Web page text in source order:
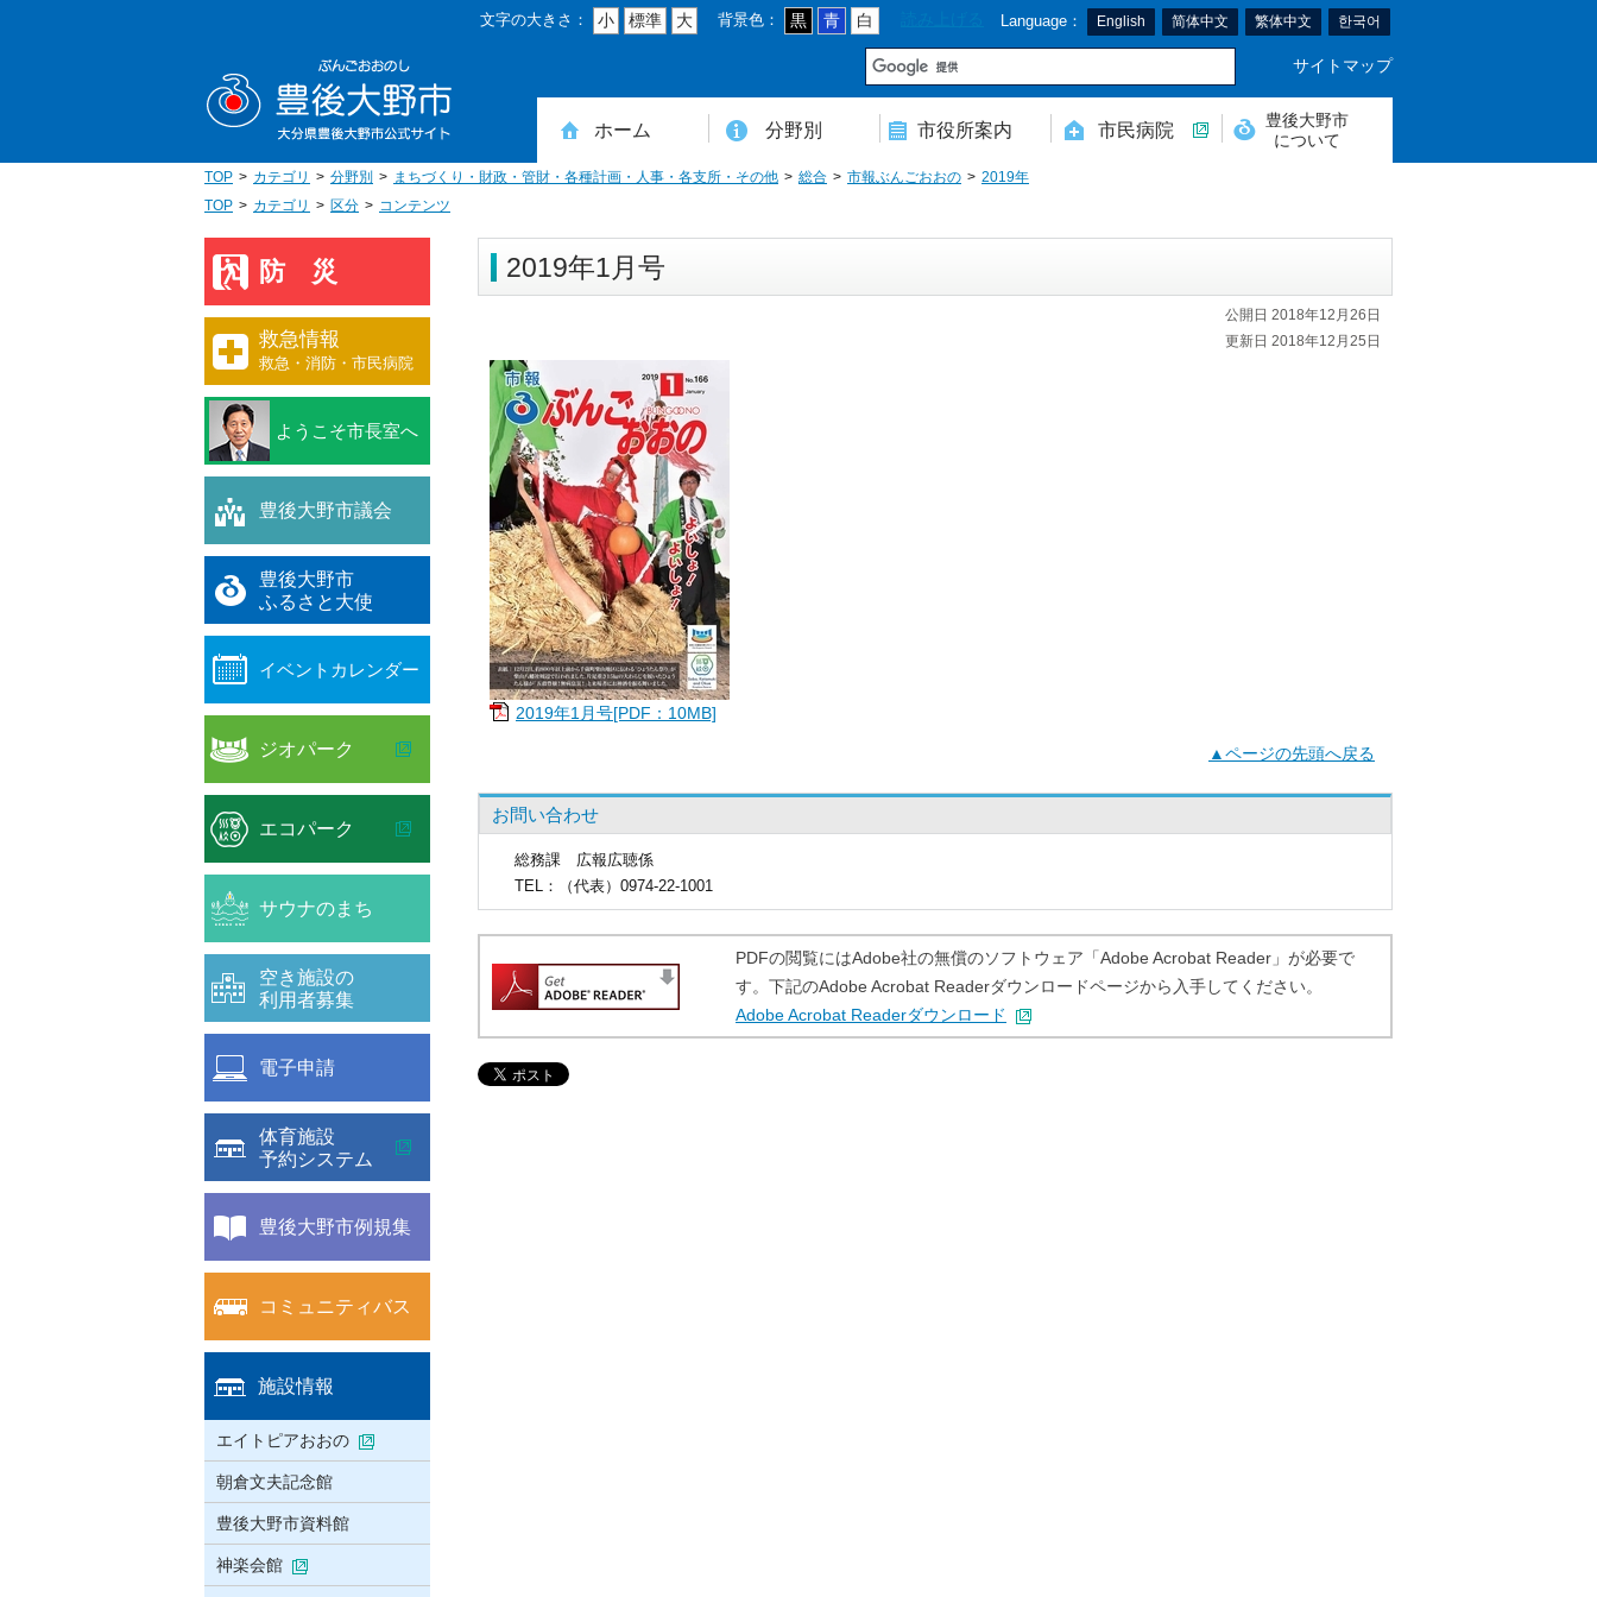
移
文字の大きさ： 小 標準 大 背景色： 黒 青 白 Language： English 简体中文 繁体中文 한국어
サイトマップ
ホーム 分野別
住民登録・戸籍・印鑑・マイナンバー
税・年金・国民健康保険・後期高齢者医療
教育・文化・スポーツ・人権・男女共同参画
健康・医療・介護・福祉・食育
消防・防災・安全・環境・ごみ・住宅・水道
商工・労働・消費者行政
入札・契約・工事・委託
農業・林業・農業委員会事務局
道路・都市計画・地籍・交通
議会・選管・監査
まちづくり・財政・管財・各種計画・人事・各支所・その他
市役所案内
本庁舎案内図
庁舎案内
行政組織
市民病院
豊後大野市
について
人口・世帯数・高齢者人口
豊後大野市の概要
豊後大野市の歴史
合併経過
市章・市民憲章・市花・市木等
豊後大野市友好交流協定
豊後大野市のすがた
豊後大野市の観光
豊後大野市の各種計画
ようこそ市長室へ
名誉市民
豊後大野市ふるさと大使
TOP カテゴリ 分野別 まちづくり・財政・管財・各種計画・人事・各支所・その他 総合 市報ぶんごおおの
2019年
TOP
カテゴリ 区分 コンテンツ
2019年1月号
公開日 2018年12月26日
更新日 2018年12月25日
2019年1月号[PDF：10MB]
▲ページの先頭へ戻る
お問い合わせ
総務課
広報広聴係
TEL ：（代表）0974-22-1001
PDFの閲覧にはAdobe社の無償のソフトウェア「Adobe Acrobat Reader」が必要で
す。下記のAdobe Acrobat Readerダウンロードページから入手してください。
Adobe Acrobat Readerダウンロード
防災
救急情報
救急・消防・市民病院
ようこそ市長室へ
豊後大野市議会
豊後大野市
ふるさと大使
イベントカレンダー
ジオパーク
エコパーク
サウナのまち
空き施設の
利用者募集
電子申請
体育施設
予約システム
豊後大野市例規集
コミュニティバス
施設情報
エイトピアおおの
朝倉文夫記念館
豊後大野市資料館
神楽会館